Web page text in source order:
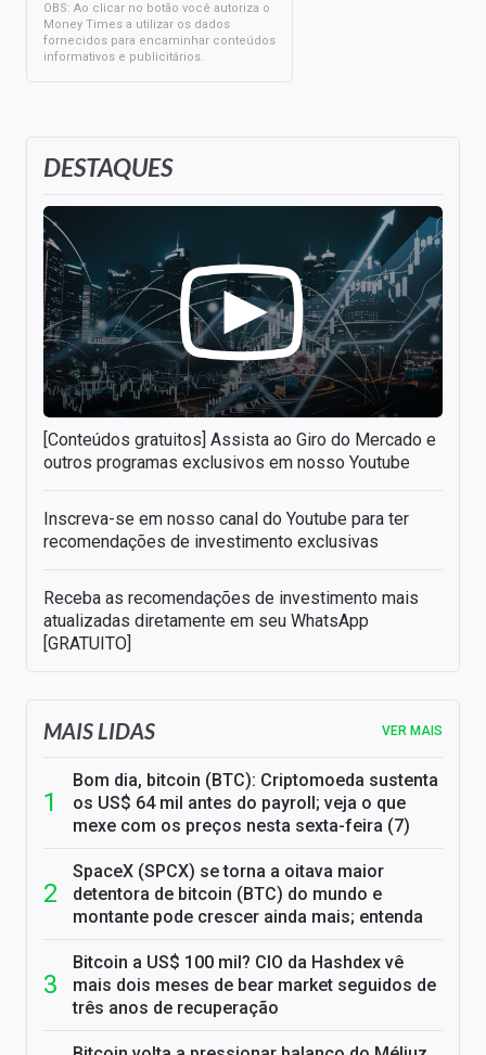
DESTAQUES
[Conteúdos gratuitos] Assista ao Giro do Mercado e
outros programas exclusivos em nosso Youtube
Inscreva-se em nosso canal do Youtube para ter
recomendações de investimento exclusivas
Receba as recomendações de investimento mais
atualizadas diretamente em seu WhatsApp
[GRATUITO]
OBS: Ao clicar no botão você autoriza o
Money Times a utilizar os dados
fornecidos para encaminhar conteúdos
informativos e publicitários.
MAIS LIDAS VER MAIS
Bom dia, bitcoin (BTC): Criptomoeda sustenta
os US$ 64 mil antes do payroll; veja o que
mexe com os preços nesta sexta-feira (7)
SpaceX (SPCX) se torna a oitava maior
detentora de bitcoin (BTC) do mundo e
montante pode crescer ainda mais; entenda
Bitcoin a US$ 100 mil? CIO da Hashdex vê
mais dois meses de bear market seguidos de
três anos de recuperação